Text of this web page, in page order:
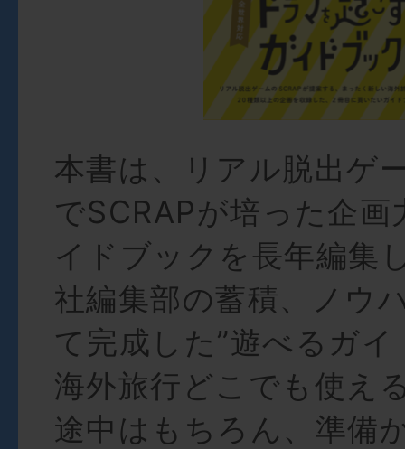
本書は、リアル脱出ゲ
でSCRAPが培った企画
イドブックを長年編集
社編集部の蓄積、ノウ
て完成した”遊べるガイ
海外旅行どこでも使え
途中はもちろん、準備